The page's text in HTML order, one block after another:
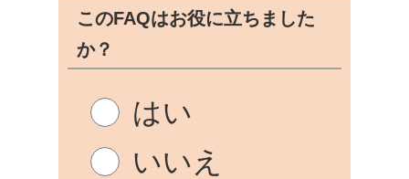
このFAQはお役に立ちました
か？
はい
いいえ